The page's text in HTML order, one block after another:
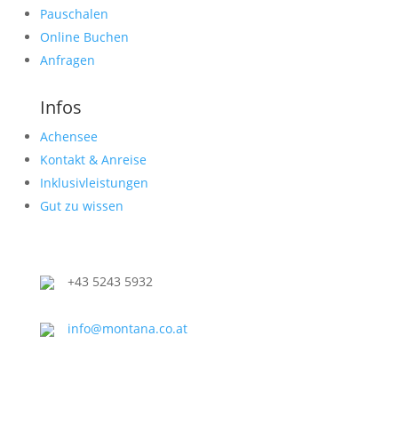
Pauschalen
Online Buchen
Anfragen
Infos
Achensee
Kontakt & Anreise
Inklusivleistungen
Gut zu wissen
+43 5243 5932
info@montana.co.at